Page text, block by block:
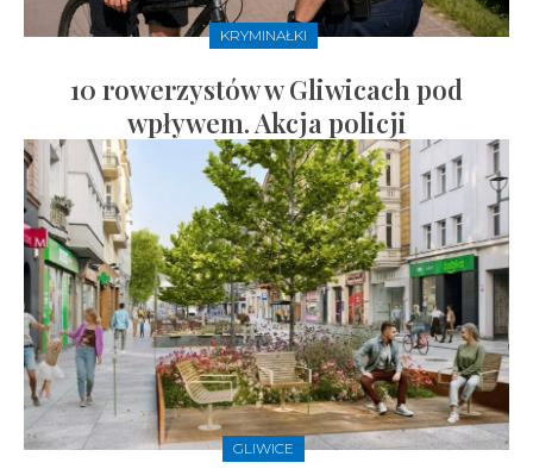
KRYMINAŁKI
10 rowerzystów w Gliwicach pod
wpływem. Akcja policji
GLIWICE